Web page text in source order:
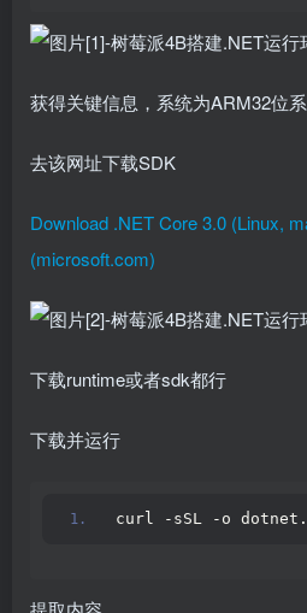
获得关键信息，系统为ARM32位
去该网址下载SDK
Download .NET Core 3.0 (Linux,
(microsoft.com)
下载runtime或者sdk都行
下载并运行
curl -sSL -o dotnet.